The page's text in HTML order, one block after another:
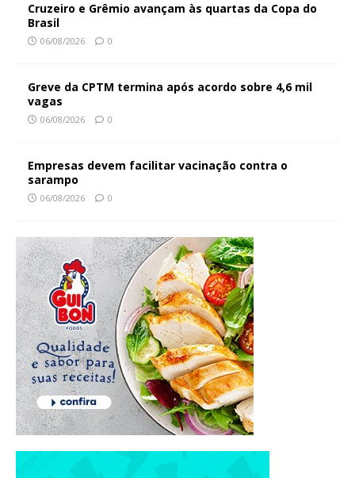
Cruzeiro e Grêmio avançam às quartas da Copa do
Brasil
06/08/2026 0
Greve da CPTM termina após acordo sobre 4,6 mil
vagas
06/08/2026 0
Empresas devem facilitar vacinação contra o
sarampo
06/08/2026 0